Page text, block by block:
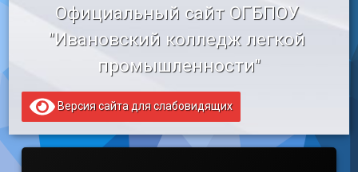
Образовательный кредит
Официальный сайт ОГБПОУ
"Ивановский колледж легкой
промышленности"
Версия сайта для слабовидящих